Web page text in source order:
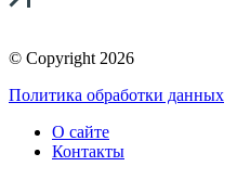
© Copyright 2026
Политика обработки данных
О сайте
Контакты